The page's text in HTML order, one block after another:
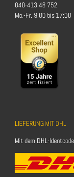
040-413 48 752
Mo.-Fr. 9:00 bis 17:00
LIEFERUNG MIT DHL
Mit dem DHL-